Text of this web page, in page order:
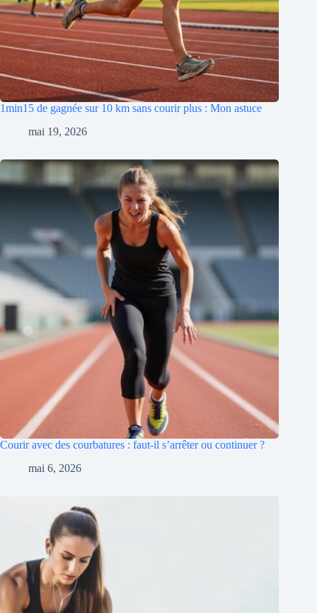
1min15 de gagnée sur 10 km sans courir plus : Mon astuce
mai 19, 2026
Courir avec des courbatures : faut-il s’arrêter ou continuer ?
mai 6, 2026